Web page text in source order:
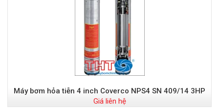
Máy bơm hỏa tiễn 4 inch Coverco NPS4 SN 409/14 3HP
Giá liên hệ